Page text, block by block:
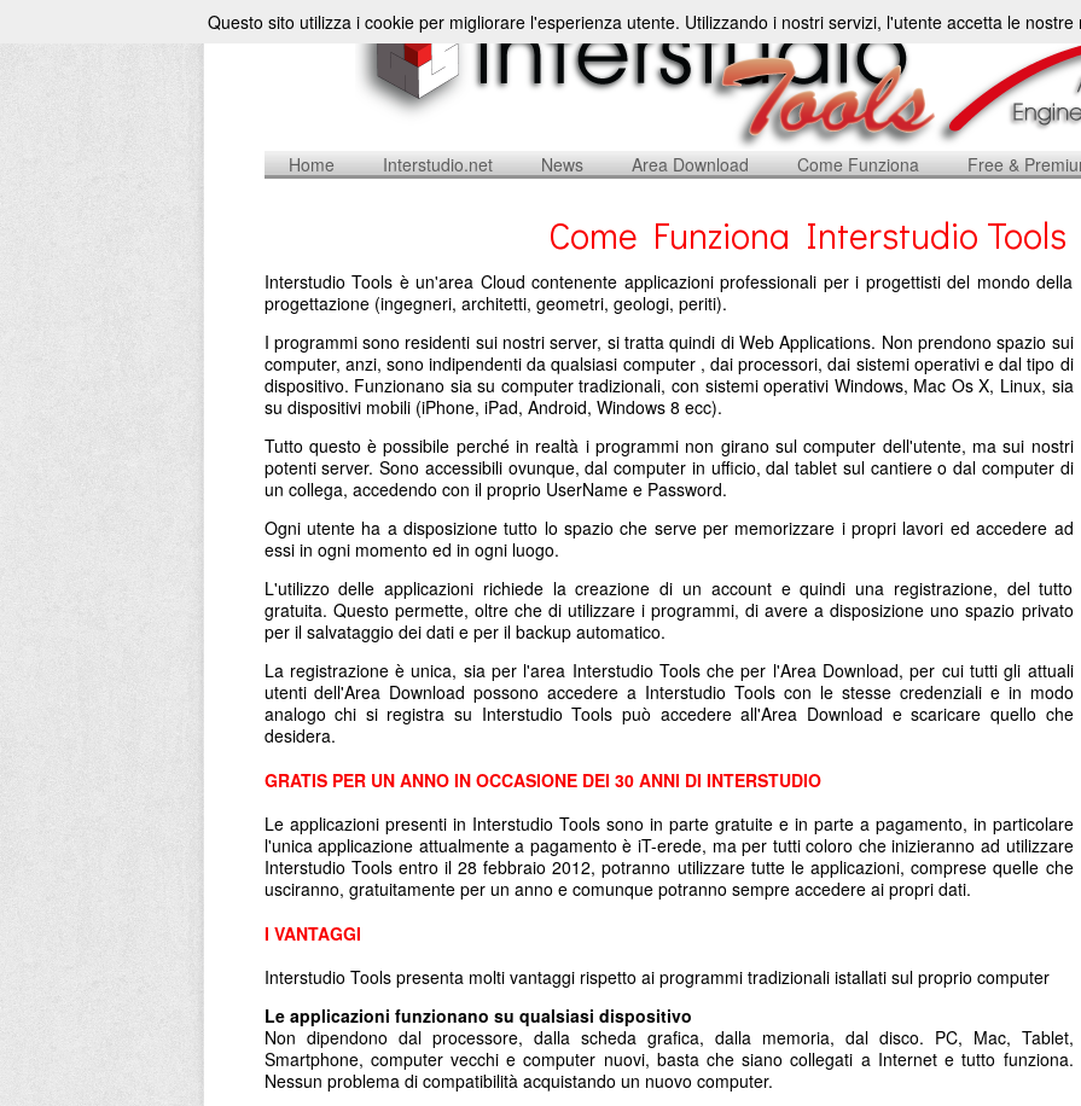
Home Interstudio.net News Area Download Come Funziona Free &
Come Funziona Interstudio Tools
Interstudio Tools è un'area Cloud contenente applicazioni professionali per i progettisti del mondo della
progettazione (ingegneri, architetti, geometri, geologi, periti).
I programmi sono residenti sui nostri server, si tratta quindi di Web Applications. Non prendono spazio sui
computer, anzi, sono indipendenti da qualsiasi computer , dai processori, dai sistemi operativi e dal tipo di
dispositivo. Funzionano sia su computer tradizionali, con sistemi operativi Windows, Mac Os X, Linux, sia
su dispositivi mobili (iPhone, iPad, Android, Windows 8 ecc).
Tutto questo è possibile perché in realtà i programmi non girano sul computer dell'utente, ma sui nostri
potenti server. Sono accessibili ovunque, dal computer in ufficio, dal tablet sul cantiere o dal computer di
un collega, accedendo con il proprio UserName e Password.
Ogni utente ha a disposizione tutto lo spazio che serve per memorizzare i propri lavori ed accedere ad
essi in ogni momento ed in ogni luogo.
L'utilizzo delle applicazioni richiede la creazione di un account e quindi una registrazione, del tutto
gratuita. Questo permette, oltre che di utilizzare i programmi, di avere a disposizione uno spazio privato
per il salvataggio dei dati e per il backup automatico.
La registrazione è unica, sia per l'area Interstudio Tools che per l'Area Download, per cui tutti gli attuali
utenti dell'Area Download possono accedere a Interstudio Tools con le stesse credenziali e in modo
analogo chi si registra su Interstudio Tools può accedere all'Area Download e scaricare quello che
desidera.
GRATIS PER UN ANNO IN OCCASIONE DEI 30 ANNI DI INTERSTUDIO
Le applicazioni presenti in Interstudio Tools sono in parte gratuite e in parte a pagamento, in particolare
l'unica applicazione attualmente a pagamento è iT-erede, ma per tutti coloro che inizieranno ad utilizzare
Interstudio Tools entro il 28 febbraio 2012, potranno utilizzare tutte le applicazioni, comprese quelle che
usciranno, gratuitamente per un anno e comunque potranno sempre accedere ai propri dati.
I VANTAGGI
Interstudio Tools presenta molti vantaggi rispetto ai programmi tradizionali istallati sul proprio computer
Le applicazioni funzionano su qualsiasi dispositivo
Non dipendono dal processore, dalla scheda grafica, dalla memoria, dal disco. PC, Mac, Tablet,
Smartphone, computer vecchi e computer nuovi, basta che siano collegati a Internet e tutto funziona.
Nessun problema di compatibilità acquistando un nuovo computer.
Questo sito utilizza i cookie per migliorare l'esperienza utente. Utilizzando i nostri servizi, l'utente accetta le